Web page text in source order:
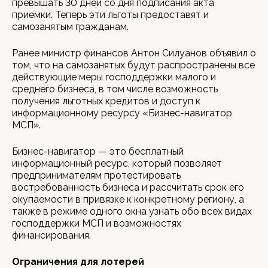
превышать 30 дней со дня подписания акта
приемки. Теперь эти льготы предоставят и
самозанятым гражданам.
Ранее министр финансов Антон Силуанов объявил о
том, что на самозанятых будут распространены все
действующие меры господдержки малого и
среднего бизнеса, в том числе возможность
получения льготных кредитов и доступ к
информационному ресурсу «Бизнес-навигатор
МСП».
Бизнес-навигатор — это бесплатный
информационный ресурс, который позволяет
предпринимателям протестировать
востребованность бизнеса и рассчитать срок его
окупаемости в привязке к конкретному региону, а
также в режиме одного окна узнать обо всех видах
господдержки МСП и возможностях
финансирования.
Ограничения для лотерей